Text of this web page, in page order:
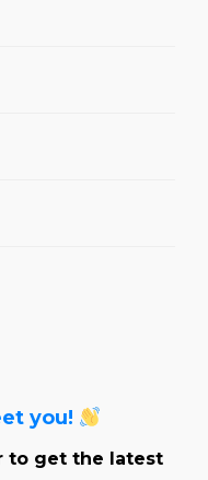
you!
to get the latest